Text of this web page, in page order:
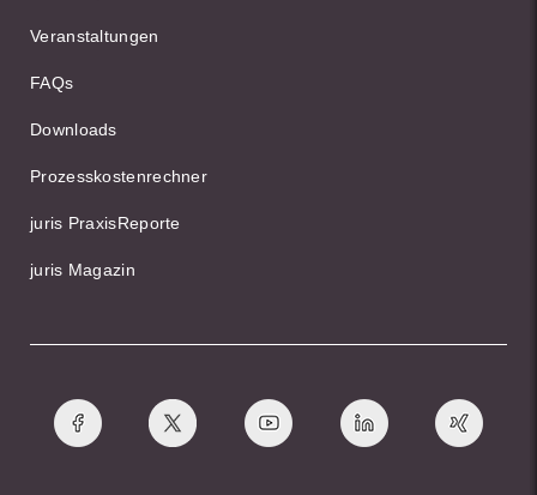
Veranstaltungen
FAQs
Downloads
Prozesskostenrechner
juris PraxisReporte
juris Magazin